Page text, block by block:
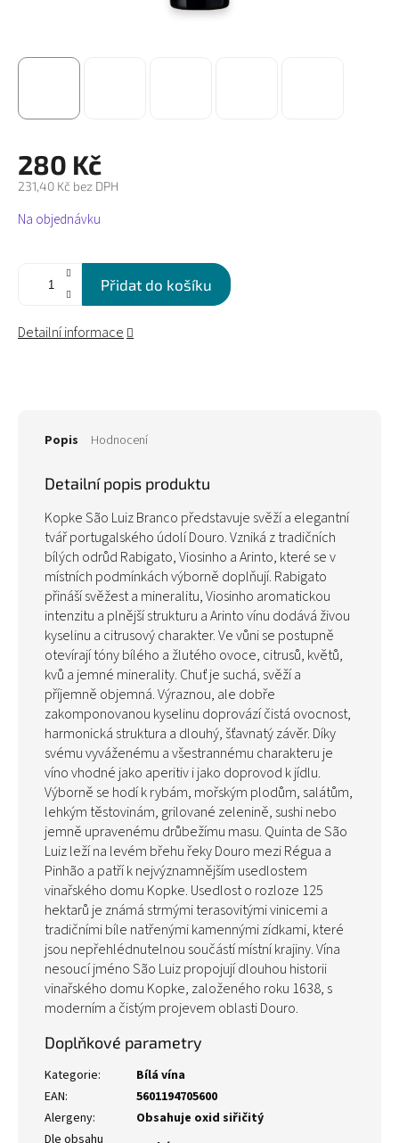
280 Kč
231,40 Kč bez DPH
Měrná
cena:
Na objednávku
Přidat do košíku
Detailní informace
Popis Hodnocení
Detailní popis produktu
Kopke São Luiz Branco představuje svěží a elegantní
tvář portugalského údolí Douro. Vzniká z tradičních
bílých odrůd Rabigato, Viosinho a Arinto, které se v
místních podmínkách výborně doplňují. Rabigato
přináší svěžest a mineralitu, Viosinho aromatickou
intenzitu a plnější strukturu a Arinto vínu dodává živou
kyselinu a citrusový charakter. Ve vůni se postupně
otevírají tóny bílého a žlutého ovoce, citrusů, květů,
kvů a jemné minerality. Chuť je suchá, svěží a
příjemně objemná. Výraznou, ale dobře
zakomponovanou kyselinu doprovází čistá ovocnost,
harmonická struktura a dlouhý, šťavnatý závěr. Díky
svému vyváženému a všestrannému charakteru je
víno vhodné jako aperitiv i jako doprovod k jídlu.
Výborně se hodí k rybám, mořským plodům, salátům,
lehkým těstovinám, grilované zelenině, sushi nebo
jemně upravenému drůbežímu masu. Quinta de São
Luiz leží na levém břehu řeky Douro mezi Régua a
Pinhão a patří k nejvýznamnějším usedlostem
vinařského domu Kopke. Usedlost o rozloze 125
hektarů je známá strmými terasovitými vinicemi a
tradičními bíle natřenými kamennými zídkami, které
jsou nepřehlédnutelnou součástí místní krajiny. Vína
nesoucí jméno São Luiz propojují dlouhou historii
vinařského domu Kopke, založeného roku 1638, s
moderním a čistým projevem oblasti Douro.
Doplňkové parametry
Kategorie:
Bílá vína
EAN:
5601194705600
Alergeny:
Obsahuje oxid siřičitý